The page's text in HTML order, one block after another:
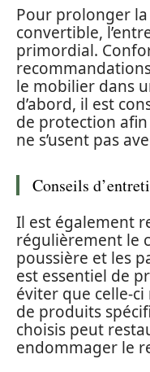
Pour prolonger la
convertible,
primordial.
le mobilier dans
d’abord, il est
de protection
ne s’usent pas
Conseils
Il est également
régulièrement le
poussière et les
est essentiel de
éviter que celle-ci
de produits
choisis peut
endommager le